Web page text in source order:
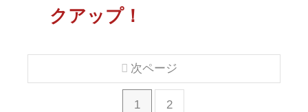
クアップ！
1 2
次ページ